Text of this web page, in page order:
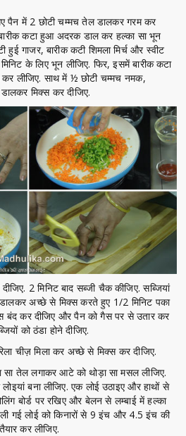
पैन में 2 छोटी चम्मच तेल डालकर गरम कर
कटा हुआ अदरक डाल कर हल्का सा भून
हुई गाजर, बारीक कटी शिमला मिर्च और स्वीट
के लिए भून लीजिए. फिर, इसमें बारीक कटा
लीजिए. साथ में ½ छोटी चम्मच नमक,
मिक्स कर दीजिए.
2 मिनिट बाद सब्जी चैक कीजिए. सब्जियां
अच्छे से मिक्स करते हुए 1/2 मिनिट पका
बंद कर दीजिए और पैन को गैस पर से उतार कर
को ठंडा होने दीजिए.
चीज़ मिला कर अच्छे से मिक्स कर दीजिए.
सा तेल लगाकर आटे को थोड़ा सा मसल लीजिए.
बना लीजिए. एक लोई उठाइए और हाथों से
बोर्ड पर रखिए और बेलन से लम्बाई में हल्का
गई लोई को किनारों से 9 इंच और 4.5 इंच की
कर लीजिए.